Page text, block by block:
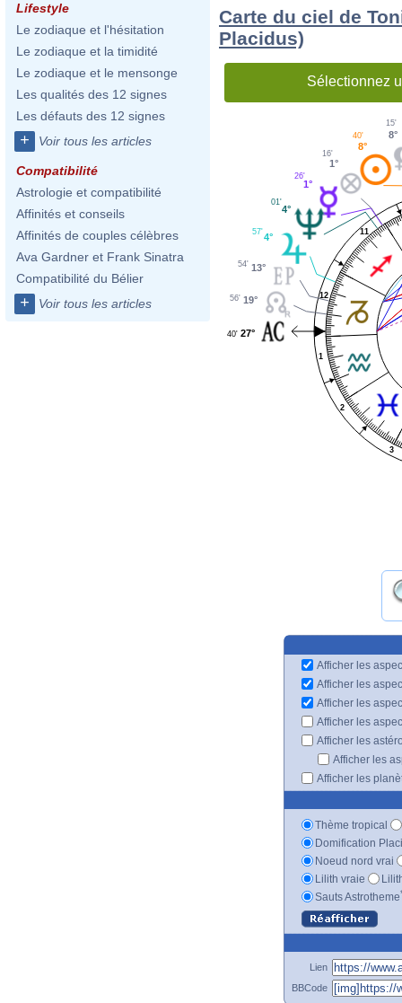
Lifestyle
Le zodiaque et l'hésitation
Le zodiaque et la timidité
Le zodiaque et le mensonge
Les qualités des 12 signes
Les défauts des 12 signes
+ Voir tous les articles
Compatibilité
Astrologie et compatibilité
Affinités et conseils
Affinités de couples célèbres
Ava Gardner et Frank Sinatra
Compatibilité du Bélier
+ Voir tous les articles
Carte du ciel de
Placidus)
Sélectionnez
1
2
3
11
12
8°
15'
8°
40'
1°
16'
1°
26'
4°
01'
4°
57'
13°
54'
19°
56'
27°
40'
Afficher les
Afficher les
Afficher les
Afficher les
Afficher les
Afficher les
Afficher les
Thème tropical
Domification
Noeud nord vrai
Lilith vraie
Sauts Astrotheme
Lien
BBCode